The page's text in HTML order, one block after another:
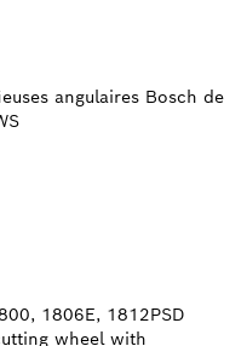
angulaires Bosch de
1806E, 1812PSD
wheel with